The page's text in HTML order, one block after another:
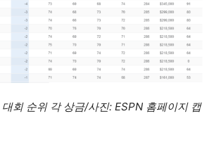
회 순위 각 상금/사진: ESPN 홈페이지 캡